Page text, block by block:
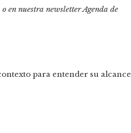
o en nuestra newsletterAgenda de
para entender su alcance